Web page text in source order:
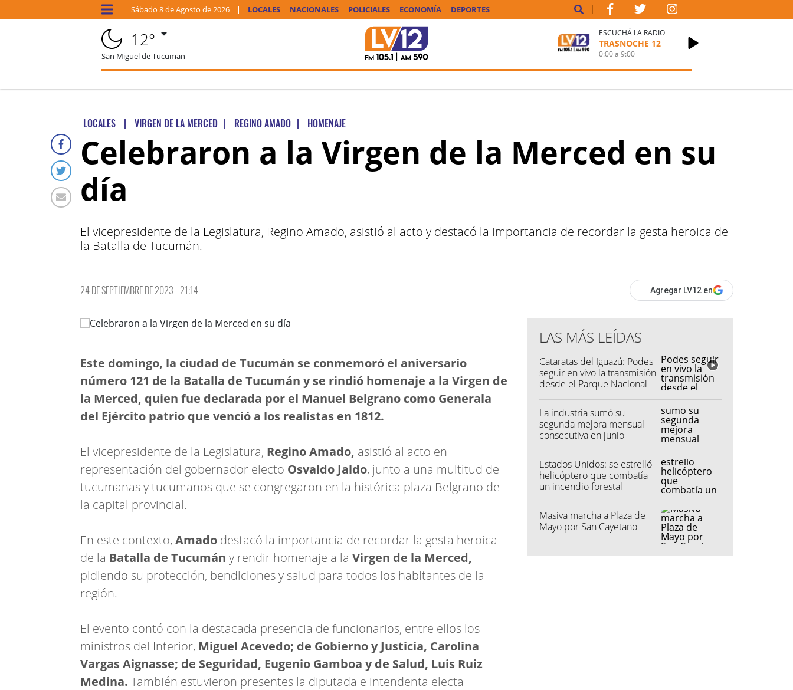
Sábado 8 deAgosto de 2026 LOCALES NACIONALES POLICIALES ECONOMÍA DEPORTES
12°
San Miguel de Tucuman
ESCUCHÁ LA RADIO
TRASNOCHE 12
0:00a9:00
LOCALES | VIRGEN DE LA MERCED | REGINO AMADO | HOMENAJE
Celebraron a la Virgen de la Merced en su
día
El vicepresidente de la Legislatura, Regino Amado, asistió al acto y destacó la importancia de recordar la gesta heroica de
la Batalla de Tucumán.
24 DE SEPTIEMBRE DE 2023 - 21:14 Agregar LV12 en
Este domingo, la ciudad de Tucumán se conmemoró el aniversario
número 121 de la Batalla de Tucumán y se rindió homenaje a la Virgen de
la Merced, quien fue declarada por el Manuel Belgrano como Generala
del Ejército patrio que venció a los realistas en 1812.
El vicepresidente de la Legislatura, Regino Amado, asistió al acto en
representación del gobernador electo Osvaldo Jaldo, junto a una multitud de
tucumanas y tucumanos que se congregaron en la histórica plaza Belgrano de
la capital provincial.
En este contexto, Amado destacó la importancia de recordar la gesta heroica
de la Batalla de Tucumán y rendir homenaje a la Virgen de la Merced,
pidiendo su protección, bendiciones y salud para todos los habitantes de la
región.
El evento contó con la destacada presencia de funcionarios, entre ellos los
ministros del Interior, Miguel Acevedo; de Gobierno y Justicia, Carolina
Vargas Aignasse; de Seguridad, Eugenio Gamboa y de Salud, Luis Ruiz
Medina. También estuvieron presentes la diputada e intendenta electa
LAS MÁS LEÍDAS
Cataratas del Iguazú: Podes
seguir en vivo la transmisión
desde el Parque Nacional
La industria sumó su
segunda mejora mensual
consecutiva en junio
Estados Unidos: se estrelló
helicóptero que combatía
un incendio forestal
Masiva marcha a Plaza de
Mayo por San Cayetano